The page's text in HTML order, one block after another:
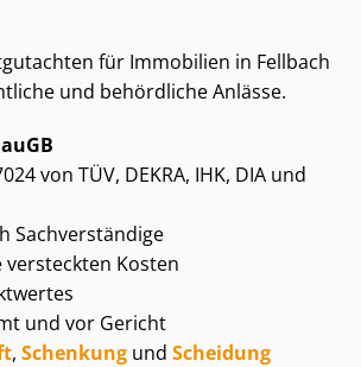
für Immobilien in Fellbach
und behördliche Anlässe.
von TÜV, DEKRA, IHK, DIA und
Sachverständige
Kosten
und vor Gericht
, Schenkung und Scheidung